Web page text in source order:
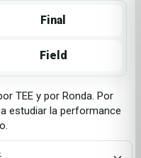
Final
Field
TEE y por Ronda. Por
estudiar la performance